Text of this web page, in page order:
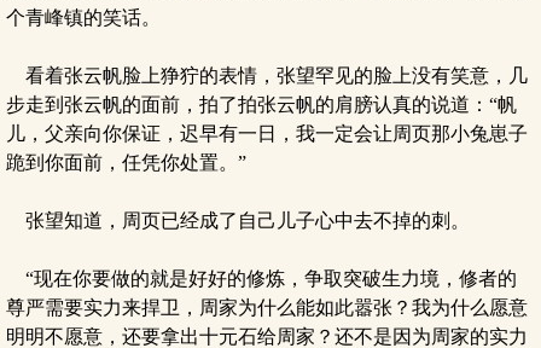
个青峰镇的笑话。
看着张云帆脸上狰狞的表情，张望罕见的脸上没有笑意，几
步走到张云帆的面前，拍了拍张云帆的肩膀认真的说道：“帆
儿，父亲向你保证，迟早有一日，我一定会让周页那小兔崽子
跪到你面前，任凭你处置。”
张望知道，周页已经成了自己儿子心中去不掉的刺。
“现在你要做的就是好好的修炼，争取突破生力境，修者的
尊严需要实力来捍卫，周家为什么能如此嚣张？我为什么愿意
明明不愿意，还要拿出十元石给周家？还不是因为周家的实力